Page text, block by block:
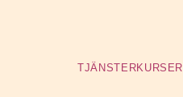
TJÄNSTERKURSER